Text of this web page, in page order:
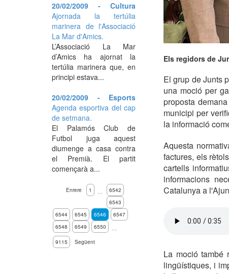
Els regidors de
El grup de Junts
una moció per
proposta
municipi per
la informació
Aquesta
factures, els
cartells
informacions
Catalunya a
La moció també
lingüístiques, i
20/02/2009 - Cultura
Ajornada la tertúlia
marinera de l'Associació
La Mar d'Amics.
L’Associació La Mar
d’Amics ha ajornat la
tertúlia marinera que, en
principi estava...
20/02/2009 - Esports
Agenda esportiva del cap
de setmana.
El Palamós Club de
Futbol juga aquest
diumenge a casa contra
el Premià. El partit
començarà a...
Enrere 1 …
6542
6543
6544
6545 6546
6547
6548
6549 6550
…
9115
Següent